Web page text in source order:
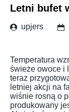
Letni bufet
upjers
Temperatura
świeże owoce i
teraz
letniej akcji na
wiśnie rosną o
produkowany